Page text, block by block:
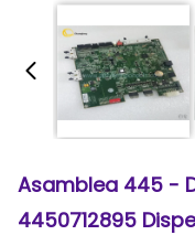
Asamblea 445 -
4450712895